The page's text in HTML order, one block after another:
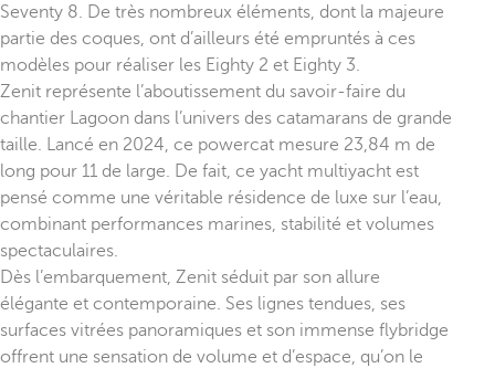
Seventy 8. De très nombreux éléments, dont la majeure
partie des coques, ont d’ailleurs été empruntés à ces
modèles pour réaliser les Eighty 2 et Eighty 3.
Zenit représente l’aboutissement du savoir-faire du
chantier Lagoon dans l’univers des catamarans de grande
taille. Lancé en 2024, ce powercat mesure 23,84 m de
long pour 11 de large. De fait, ce yacht multiyacht est
pensé comme une véritable résidence de luxe sur l’eau,
combinant performances marines, stabilité et volumes
spectaculaires.
Dès l’embarquement, Zenit séduit par son allure
élégante et contemporaine. Ses lignes tendues, ses
surfaces vitrées panoramiques et son immense flybridge
offrent une sensation de volume et d’espace, qu’on le